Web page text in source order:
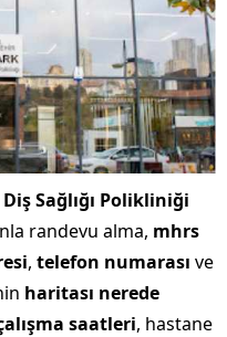
Sağlığı Polikliniği
randevu alma, mhrs
, telefon numarası ve
haritası nerede
saatleri, hastane